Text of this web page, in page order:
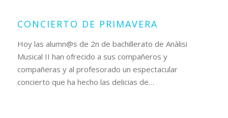
CONCIERTO DE PRIMAVERA
Hoy las alumn@s de 2n de bachillerato de Anàlisi
Musical II han ofrecido a sus compañeros y
compañeras y al profesorado un espectacular
concierto que ha hecho las delicias de…